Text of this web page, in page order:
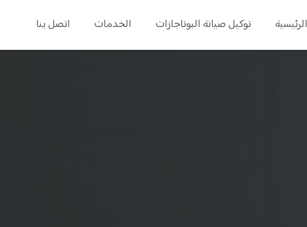
الرئيسية توكيل صيانة البوتاجازات الخدمات اتصل بنا